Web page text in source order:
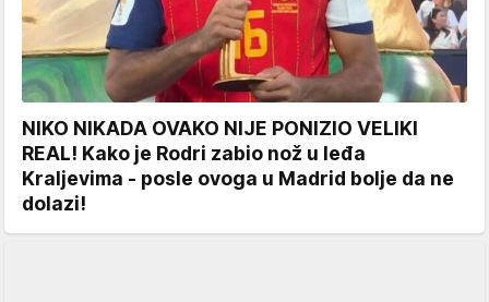
NIKO NIKADA OVAKO NIJE PONIZIO VELIKI
REAL! Kako je Rodri zabio nož u leđa
Kraljevima - posle ovoga u Madrid bolje da ne
dolazi!